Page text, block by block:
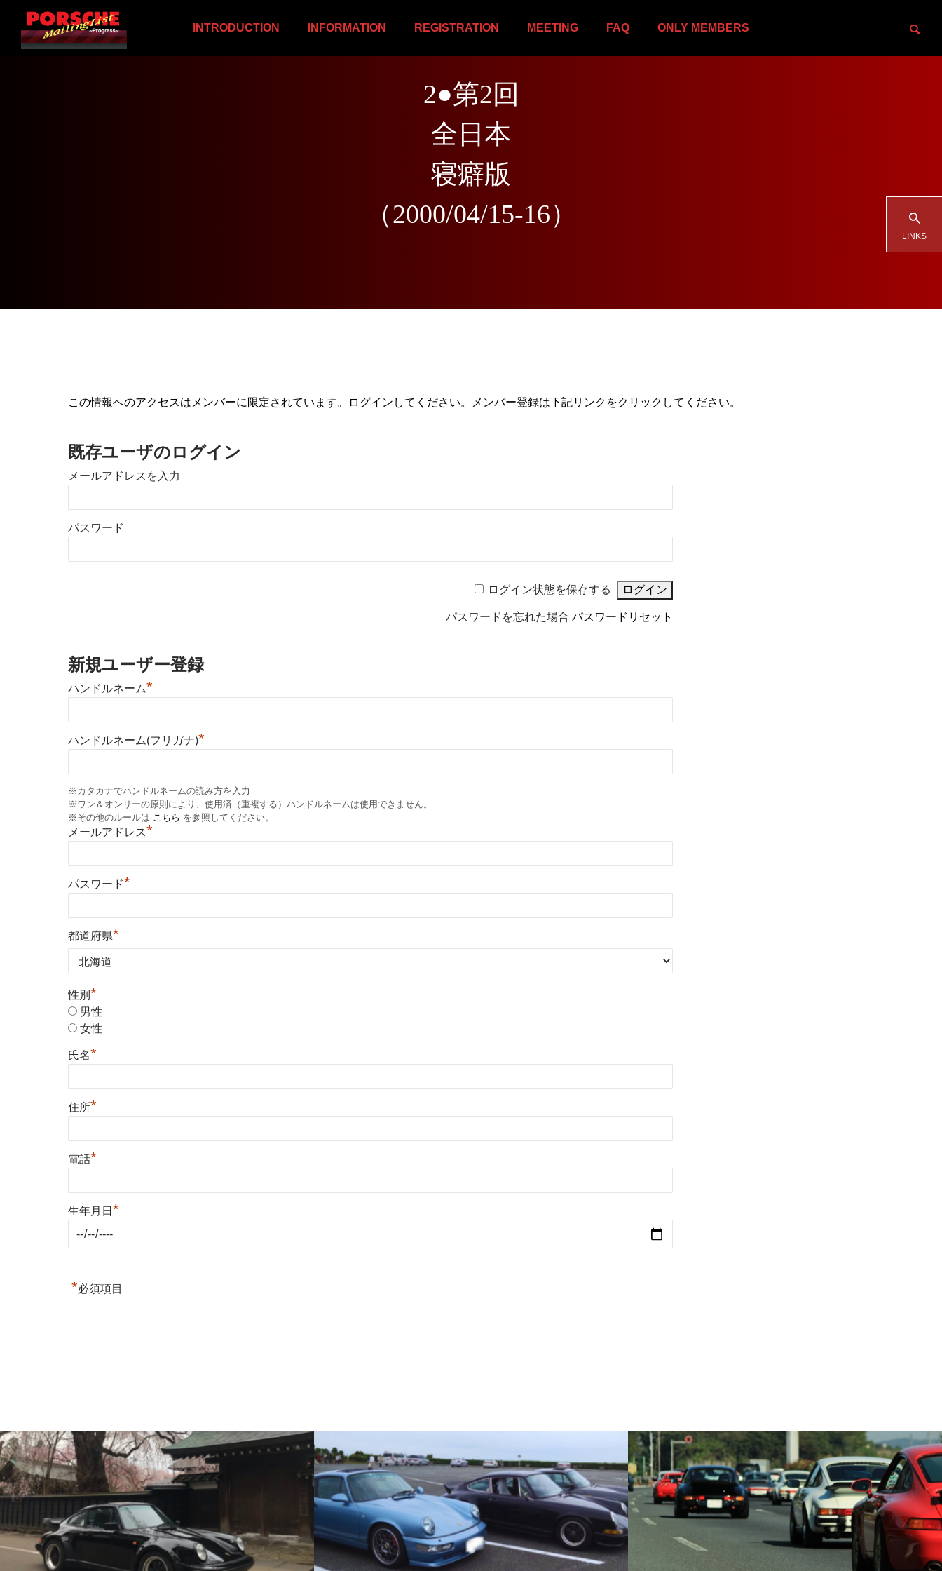
INTRODUCTION INFORMATION REGISTRATION MEETING FAQ ONLY MEMBERS
2●第2回
全 日 本
寝癖版
（2000/04/15-16）
この情報へのアクセスはメンバーに限定されています。ログインしてください。メンバー登録は下記リンクをクリックしてください。
既存ユーザのログイン
メールアドレスを入力
パスワード
ログイン状態を保存する
パスワードを忘れた場合 パスワードリセット
新規ユーザー登録
ハンドルネーム*
ハンドルネーム(フリガナ)*
※カタカナでハンドルネームの読み方を入力
※ワン＆オンリーの原則により、使用済（重複する）ハンドルネームは使用できません。
※その他のルールは こちら を参照してください。
メールアドレス*
パスワード*
都道府県*
性別 *
男性
女性
氏名*
住所*
電話*
生年月日 *
*必須項目
LINKS